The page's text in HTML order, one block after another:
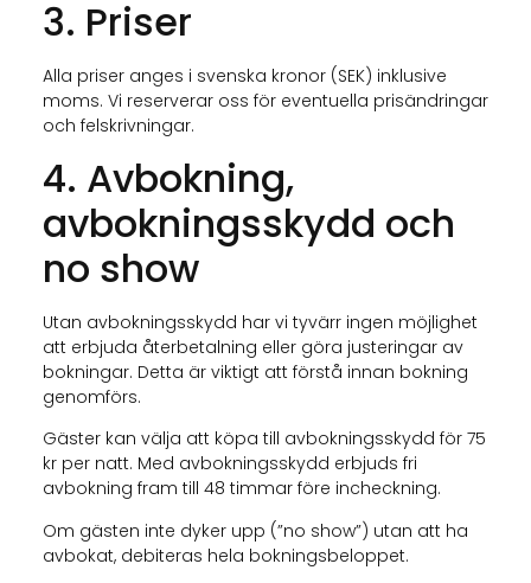
3. Priser
Alla priser anges i svenska kronor (SEK) inklusive
moms. Vi reserverar oss för eventuella prisändringar
och felskrivningar.
4. Avbokning,
avbokningsskydd och
no show
Utan avbokningsskydd har vi tyvärr ingen möjlighet
att erbjuda återbetalning eller göra justeringar av
bokningar. Detta är viktigt att förstå innan bokning
genomförs.
Gäster kan välja att köpa till avbokningsskydd för 75
kr per natt. Med avbokningsskydd erbjuds fri
avbokning fram till 48 timmar före incheckning.
Om gästen inte dyker upp (”no show”) utan att ha
avbokat, debiteras hela bokningsbeloppet.